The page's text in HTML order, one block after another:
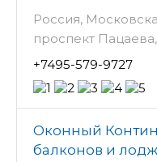
Россия,
проспект Пацаева,
+7495-579-9727
Оконный
балконов и